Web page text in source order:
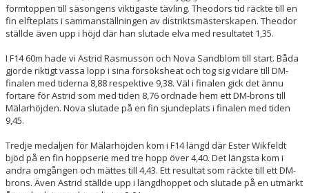
formtoppen till säsongens viktigaste tävling. Theodors tid räckte till en
fin elfteplats i sammanställningen av distriktsmästerskapen. Theodor
ställde även upp i höjd där han slutade elva med resultatet 1,35.
I F14 60m hade vi Astrid Rasmusson och Nova Sandblom till start. Båda
gjorde riktigt vassa lopp i sina försöksheat och tog sig vidare till DM-
finalen med tiderna 8,88 respektive 9,38. Väl i finalen gick det ännu
fortare för Astrid som med tiden 8,76 ordnade hem ett DM-brons till
Mälarhöjden. Nova slutade på en fin sjundeplats i finalen med tiden
9,45.
Tredje medaljen för Mälarhöjden kom i F14 längd där Ester Wikfeldt
bjöd på en fin hoppserie med tre hopp över 4,40. Det längsta kom i
andra omgången och mättes till 4,43. Ett resultat som räckte till ett DM-
brons. Även Astrid ställde upp i längdhoppet och slutade på en utmärkt